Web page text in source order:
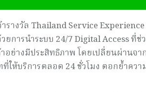
รางวัล Thailand Service
การนำระบบ 24/7 Digital Access ที่ช่
อย่างมีประสิทธิภาพ โดยเปลี่ยนผ่านจ
ห้บริการตลอด 24 ชั่วโมง ตอกย้ำควา